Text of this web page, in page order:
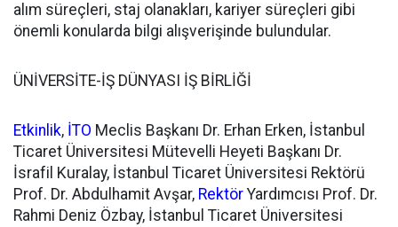
alım süreçleri, staj olanakları, kariyer süreçleri gibi
önemli konularda bilgi alışverişinde bulundular.
ÜNİVERSİTE-İŞ DÜNYASI İŞ BİRLİĞİ
Etkinlik, İTO Meclis Başkanı Dr. Erhan Erken, İstanbul
Ticaret Üniversitesi Mütevelli Heyeti Başkanı Dr.
İsrafil Kuralay, İstanbul Ticaret Üniversitesi Rektörü
Prof. Dr. Abdulhamit Avşar, Rektör Yardımcısı Prof. Dr.
Rahmi Deniz Özbay, İstanbul Ticaret Üniversitesi